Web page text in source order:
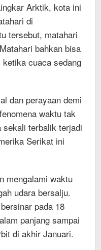
Arktik, kota ini
di
tersebut, matahari
bahkan bisa
cuaca sedang
dan perayaan demi
waktu tak
sekali terbalik terjadi
Serikat ini
mengalami waktu
udara bersalju.
pada 18
panjang sampai
di akhir Januari.